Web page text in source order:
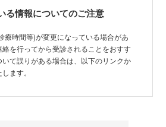
る情報についてのご注意
療時間等)が変更になっている場合があ
を行ってから受診されることをおすす
て誤りがある場合は、以下のリンクか
ます。